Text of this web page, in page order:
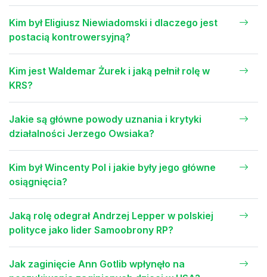
Kim był Eligiusz Niewiadomski i dlaczego jest
postacią kontrowersyjną?
Kim jest Waldemar Żurek i jaką pełnił rolę w
KRS?
Jakie są główne powody uznania i krytyki
działalności Jerzego Owsiaka?
Kim był Wincenty Pol i jakie były jego główne
osiągnięcia?
Jaką rolę odegrał Andrzej Lepper w polskiej
polityce jako lider Samoobrony RP?
Jak zaginięcie Ann Gotlib wpłynęło na